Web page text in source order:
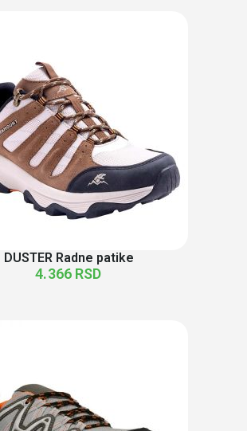
DUSTER Radne patike
4.366 RSD